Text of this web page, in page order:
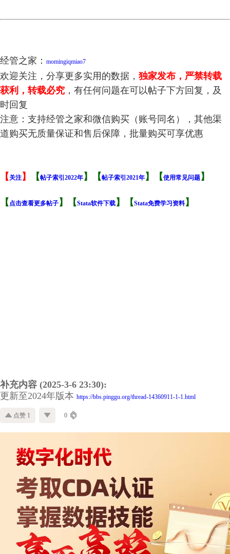
经管之家： momingiqmiao7
欢迎关注，分享更多实用的数据， 独家发布，严禁转载
获利，转载必究 ，有任何问题在可以帖子下方回复，及
时回复
注意：支持经管之家和微信购买（账号同名），其他渠
道购买无质量保证和售后保障，批量购买可享优惠
【 关注 】 【帖子索引2022年 】【帖子索引2021年 】【使用常见问题 】
【 点击查看更多帖子 】【Stata软件下载 】【Stata免费学习资料 】
补充内容 (2025-3-6 23:30):
更新至2024年版本 https://bbs.pinggu.org/thread-14360911-1-1.html
点赞 1 0